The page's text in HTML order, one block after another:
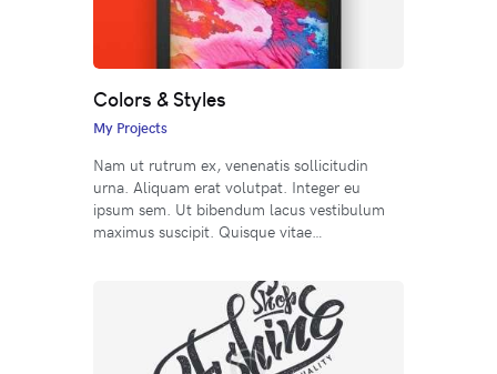
Colors & Styles
My Projects
Nam ut rutrum ex, venenatis sollicitudin
urna. Aliquam erat volutpat. Integer eu
ipsum sem. Ut bibendum lacus vestibulum
maximus suscipit. Quisque vitae…